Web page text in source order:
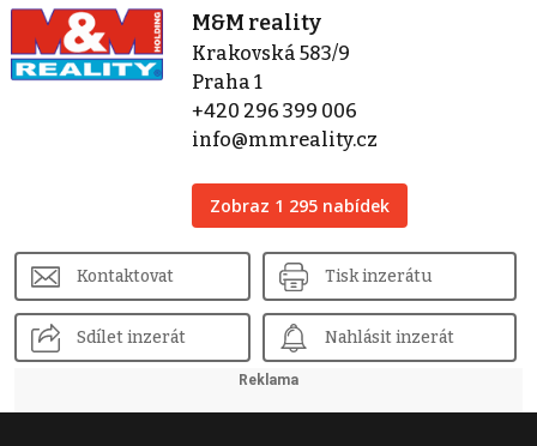
M&M reality
Krakovská 583/9
Praha 1
+420 296 399 006
info@mmreality.cz
Zobraz 1 295 nabídek
Kontaktovat Tisk inzerátu
Sdílet inzerát Nahlásit inzerát